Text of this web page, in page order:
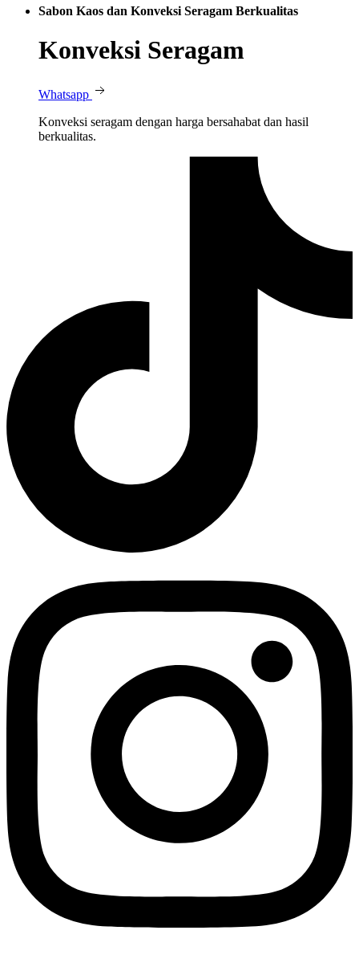
Sabon Kaos dan Konveksi Seragam Berkualitas
Konveksi Seragam
Whatsapp
Konveksi seragam dengan harga bersahabat dan hasil
berkualitas.